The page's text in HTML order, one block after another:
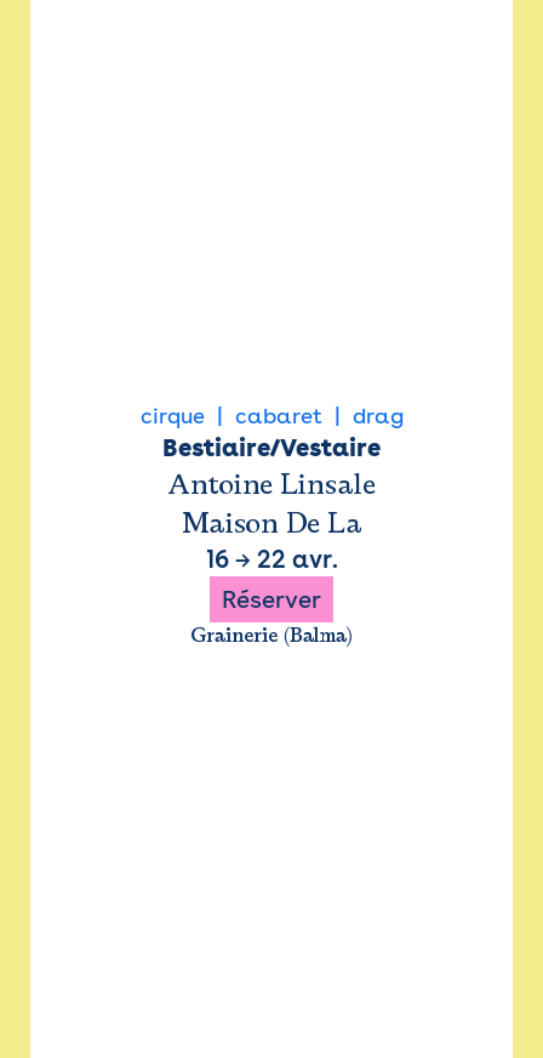
cirque cabaret drag
Bestiaire/Vestaire
Antoine Linsale
Maison De La
16→ 22 avr.
Réserver
Grainerie (Balma)